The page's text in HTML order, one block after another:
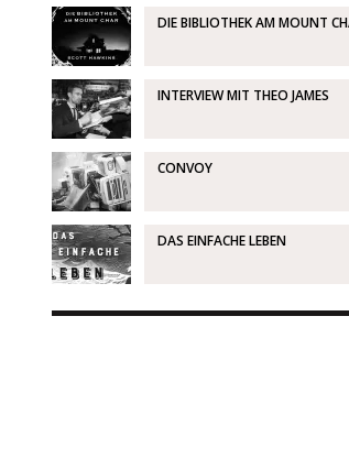
DIE BIBLIOTHEK AM MOUNT
INTERVIEW MIT THEO JAMES
CONVOY
DAS EINFACHE LEBEN